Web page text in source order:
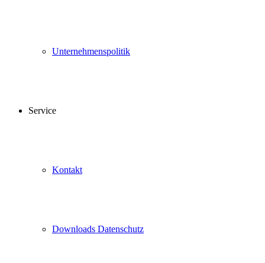
Unternehmenspolitik
Service
Kontakt
Downloads Datenschutz